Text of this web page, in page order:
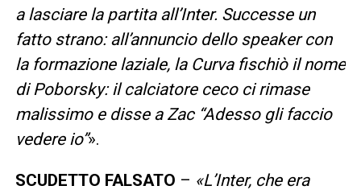
a lasciare la partita all’Inter. Successe un
fatto strano: all’annuncio dello speaker con
la formazione laziale, la Curva fischiò il nome
di Poborsky: il calciatore ceco ci rimase
malissimo e disse a Zac “Adesso gli faccio
vedere io”».
SCUDETTO FALSATO – «L’Inter, che era